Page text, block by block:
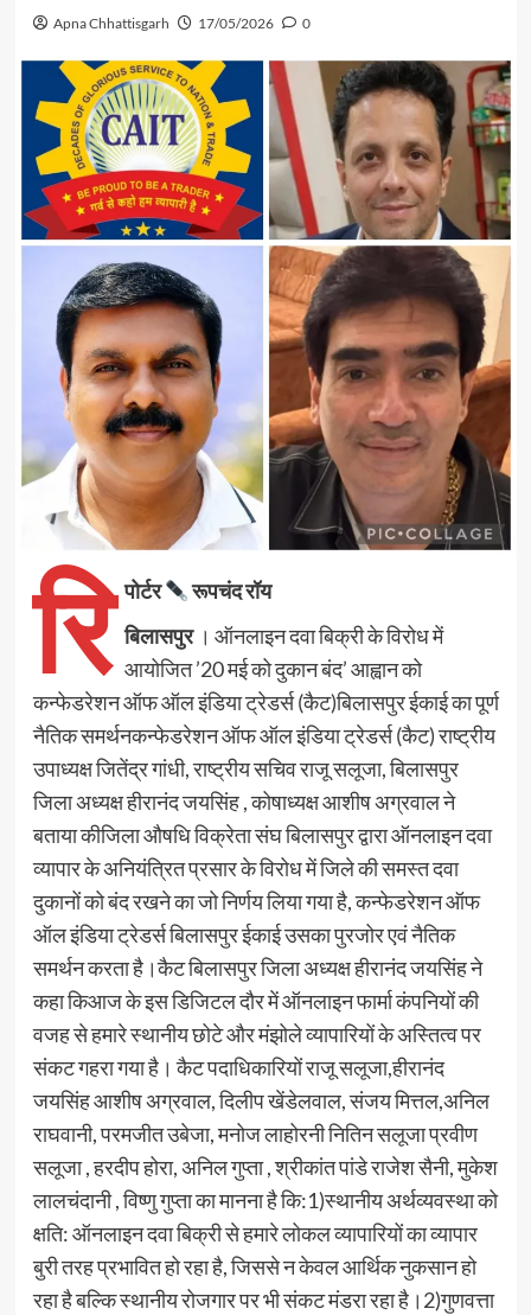
Apna Chhattisgarh 17/05/2026 0
रि पोर्टर
रूपचंद रॉय
बिलासपुर। ऑनलाइन दवा बिक्री के विरोध में
आयोजित ’20 मई को दुकान बंद’ आह्वान को
कन्फेडरेशन ऑफ ऑल इंडिया ट्रेडर्स (कैट)बिलासपुर ईकाई का पूर्ण
नैतिक समर्थनकन्फेडरेशन ऑफ ऑल इंडिया ट्रेडर्स (कैट) राष्ट्रीय
उपाध्यक्ष जितेंद्र गांधी, राष्ट्रीय सचिव राजू सलूजा, बिलासपुर
जिला अध्यक्ष हीरानंद जयसिंह , कोषाध्यक्ष आशीष अग्रवाल ने
बताया कीजिला औषधि विक्रेता संघ बिलासपुर द्वारा ऑनलाइन दवा
व्यापार के अनियंत्रित प्रसार के विरोध में जिले की समस्त दवा
दुकानों को बंद रखने का जो निर्णय लिया गया है, कन्फेडरेशन ऑफ
ऑल इंडिया ट्रेडर्स बिलासपुर ईकाई उसका पुरजोर एवं नैतिक
समर्थन करता है।कैट बिलासपुर जिला अध्यक्ष हीरानंद जयसिंह ने
कहा किआज के इस डिजिटल दौर में ऑनलाइन फार्मा कंपनियों की
वजह से हमारे स्थानीय छोटे और मंझोले व्यापारियों के अस्तित्व पर
संकट गहरा गया है। कैट पदाधिकारियों राजू सलूजा,हीरानंद
जयसिंह आशीष अग्रवाल, दिलीप खेंडेलवाल, संजय मित्तल,अनिल
राघवानी, परमजीत उबेजा, मनोज लाहोरनी नितिन सलूजा प्रवीण
सलूजा , हरदीप होरा, अनिल गुप्ता , श्रीकांत पांडे राजेश सैनी, मुकेश
लालचंदानी , विष्णु गुप्ता का मानना है कि:1)स्थानीय अर्थव्यवस्था को
क्षति: ऑनलाइन दवा बिक्री से हमारे लोकल व्यापारियों का व्यापार
बुरी तरह प्रभावित हो रहा है, जिससे न केवल आर्थिक नुकसान हो
रहा है बल्कि स्थानीय रोजगार पर भी संकट मंडरा रहा है।2)गुणवत्ता